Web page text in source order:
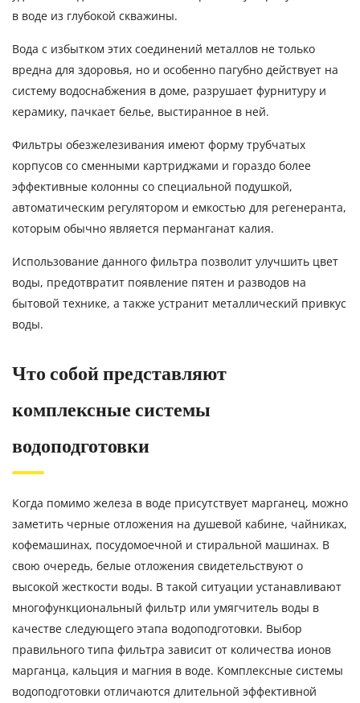
в воде из глубокой скважины.
Вода с избытком этих соединений металлов не только
вредна для здоровья, но и особенно пагубно действует на
систему водоснабжения в доме, разрушает фурнитуру и
керамику, пачкает белье, выстиранное в ней.
Фильтры обезжелезивания имеют форму трубчатых
корпусов со сменными картриджами и гораздо более
эффективные колонны со специальной подушкой,
автоматическим регулятором и емкостью для регенеранта,
которым обычно является перманганат калия.
Использование данного фильтра позволит улучшить цвет
воды, предотвратит появление пятен и разводов на
бытовой технике, а также устранит металлический привкус
воды.
Что собой представляют
комплексные системы
водоподготовки
Когда помимо железа в воде присутствует марганец, можно
заметить черные отложения на душевой кабине, чайниках,
кофемашинах, посудомоечной и стиральной машинах. В
свою очередь, белые отложения свидетельствуют о
высокой жесткости воды. В такой ситуации устанавливают
многофункциональный фильтр или умягчитель воды в
качестве следующего этапа водоподготовки. Выбор
правильного типа фильтра зависит от количества ионов
марганца, кальция и магния в воде. Комплексные системы
водоподготовки отличаются длительной эффективной